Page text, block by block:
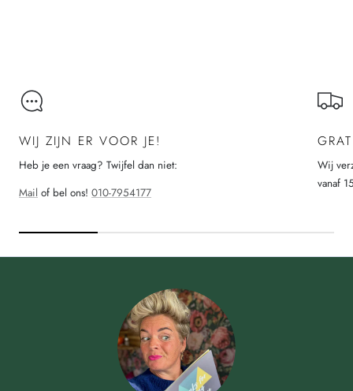
WIJ ZIJN ER VOOR JE!
Heb je een vraag? Twijfel dan niet:
Mail of bel ons! 010-7954177
Wij
vanaf